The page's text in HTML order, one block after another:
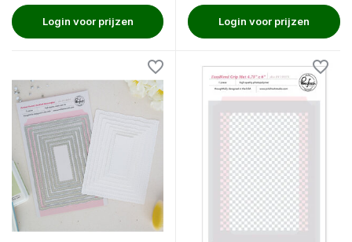
Login voor prijzen Login voor prijzen